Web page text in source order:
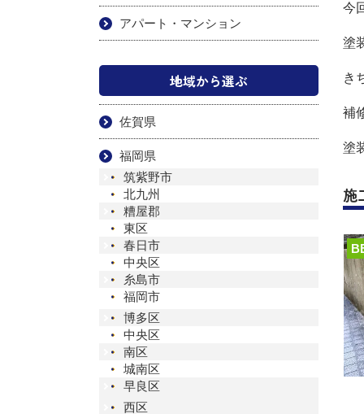
今
塗
き
補
塗
施
アパート・マンション
地域から選ぶ
佐賀県
福岡県
筑紫野市
北九州
糟屋郡
東区
春日市
中央区
糸島市
福岡市
博多区
中央区
南区
城南区
早良区
西区